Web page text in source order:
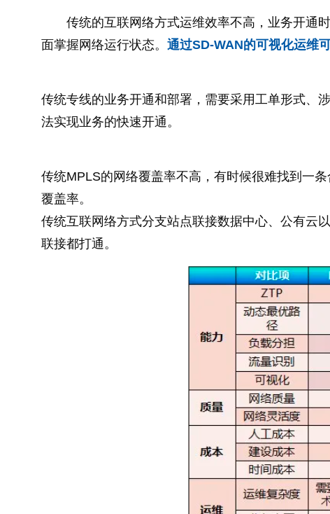
传统的互联网络方式运维效率不高，业务开通
面掌握网络运行状态。通过SD-WAN的可视化运维
传统专线的业务开通和部署，需要采用工单形式、
法实现业务的快速开通。
传统MPLS的网络覆盖率不高，有时候很难找到一
覆盖率。
传统互联网络方式分支站点联接数据中心、公有云
联接都打通。